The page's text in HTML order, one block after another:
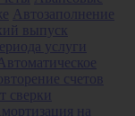
Автозаполнение
выпуск
услуги
Автоматическое
счетов
сверки
на